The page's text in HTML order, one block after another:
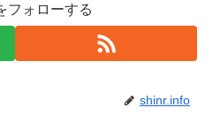
フォローする
shinr.info